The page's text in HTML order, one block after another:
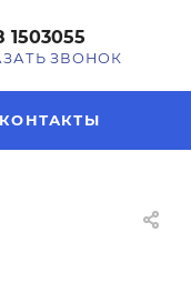
1503055
ЗВОНОК
КОНТАКТЫ